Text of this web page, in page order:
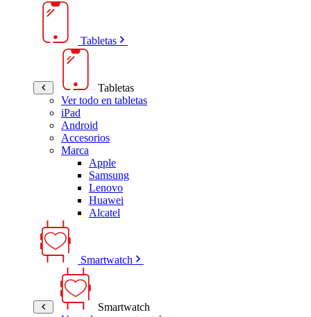
Tabletas
Tabletas
Ver todo en tabletas
iPad
Android
Accesorios
Marca
Apple
Samsung
Lenovo
Huawei
Alcatel
Smartwatch
Smartwatch